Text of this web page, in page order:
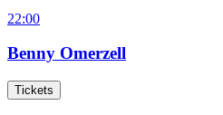
22:00
Benny Omerzell
Tickets